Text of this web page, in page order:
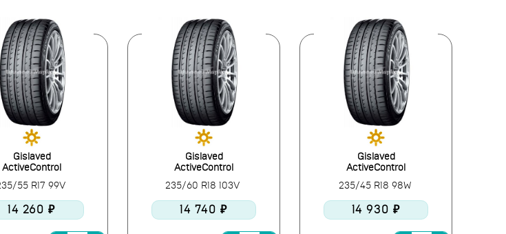
Gislaved
ActiveControl
55 R17 99V
14 260 ₽
Gislaved
ActiveControl
235/60 R18 103V
14 740 ₽
Gislaved
ActiveControl
235/45 R18 98W
14 930 ₽